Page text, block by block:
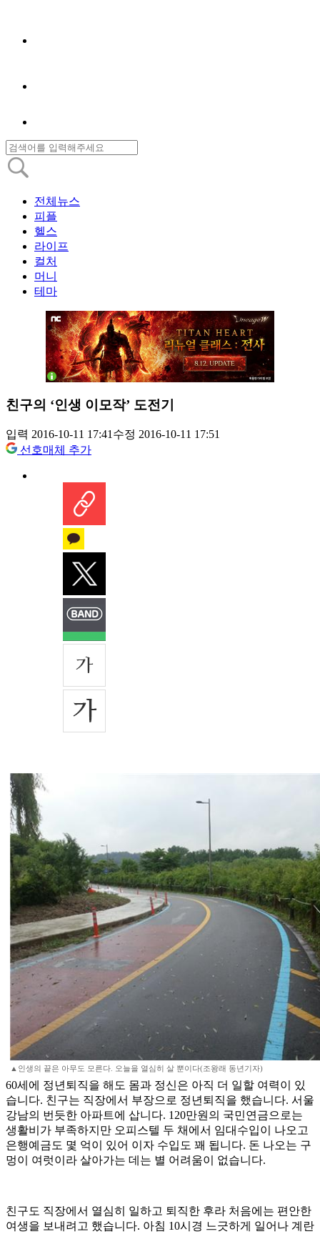
전체뉴스
피플
헬스
라이프
컬처
머니
테마
친구의 ‘인생 이모작’ 도전기
입력 2016-10-11 17:41수정 2016-10-11 17:51
선호매체 추가
▲인생의 끝은 아무도 모른다. 오늘을 열심히 살 뿐이다(조왕래 동년기자)
60세에 정년퇴직을 해도 몸과 정신은 아직 더 일할 여력이 있
습니다. 친구는 직장에서 부장으로 정년퇴직을 했습니다. 서울
강남의 번듯한 아파트에 삽니다. 120만원의 국민연금으로는
생활비가 부족하지만 오피스텔 두 채에서 임대수입이 나오고
은행예금도 몇 억이 있어 이자 수입도 꽤 됩니다. 돈 나오는 구
멍이 여럿이라 살아가는 데는 별 어려움이 없습니다.
친구도 직장에서 열심히 일하고 퇴직한 후라 처음에는 편안한
여생을 보내려고 했습니다. 아침 10시경 느긋하게 일어나 계란